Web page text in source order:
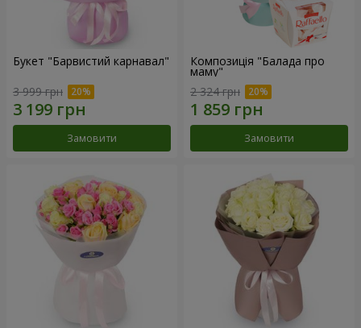
Букет "Барвистий карнавал"
3 999 грн
Замовити
Композиція "Балада про
маму"
2 324 грн
Замовити